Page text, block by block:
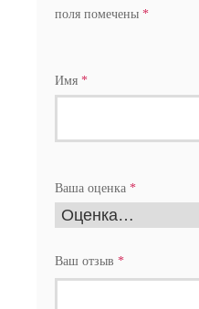
поля помечены *
Имя *
Ваша оценка *
Ваш отзыв *